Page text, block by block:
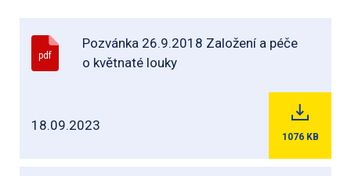
pdf
Pozvánka 26.9.2018 Založení a péče
o květnaté louky
18.09.2023
1076 KB